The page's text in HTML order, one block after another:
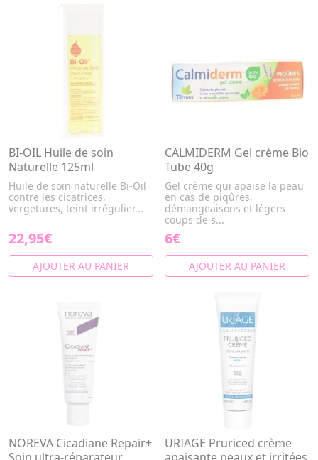
BI-OIL Huile de soin
Naturelle 125ml
Huile de soin naturelle Bi-Oil
contre les cicatrices,
vergetures, teint irrégulier...
22,95€
AJOUTER AU PANIER
CALMIDERM Gel crème Bio
Tube 40g
Gel crème qui apaise la peau
en cas de piqûres,
démangeaisons et légers
coups de s...
6€
AJOUTER AU PANIER
NOREVA Cicadiane Repair+
URIAGE Pruriced crème